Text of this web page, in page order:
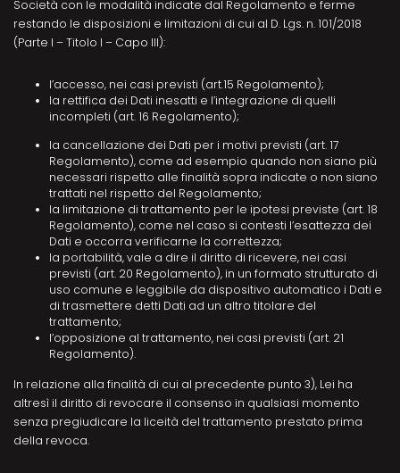
Società con le modalità indicate dal Regolamento e ferme
restando le disposizioni e limitazioni di cui al D. Lgs. n. 101/2018
(Parte I – Titolo I – Capo III):
l’accesso, nei casi previsti (art.15 Regolamento);
la rettifica dei Dati inesatti e l’integrazione di quelli
incompleti (art. 16 Regolamento);
la cancellazione dei Dati per i motivi previsti (art. 17
Regolamento), come ad esempio quando non siano più
necessari rispetto alle finalità sopra indicate o non siano
trattati nel rispetto del Regolamento;
la limitazione di trattamento per le ipotesi previste (art. 18
Regolamento), come nel caso si contesti l’esattezza dei
Dati e occorra verificarne la correttezza;
la portabilità, vale a dire il diritto di ricevere, nei casi
previsti (art. 20 Regolamento), in un formato strutturato di
uso comune e leggibile da dispositivo automatico i Dati e
di trasmettere detti Dati ad un altro titolare del
trattamento;
l’opposizione al trattamento, nei casi previsti (art. 21
Regolamento).
In relazione alla finalità di cui al precedente punto 3), Lei ha
altresì il diritto di revocare il consenso in qualsiasi momento
senza pregiudicare la liceità del trattamento prestato prima
della revoca.